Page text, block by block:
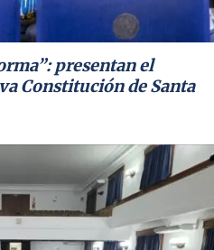
presentan el
Constitución de Santa